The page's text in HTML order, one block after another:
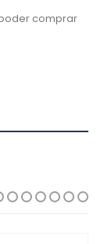
comprar